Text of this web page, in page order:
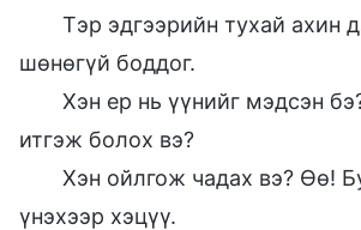
Тэр эдгээрийн тухай ахин
шөнөгүй боддог.
Хэн ер нь үүнийг мэдсэн
итгэж болох вэ?
Хэн ойлгож чадах вэ? Өө!
үнэхээр хэцүү.